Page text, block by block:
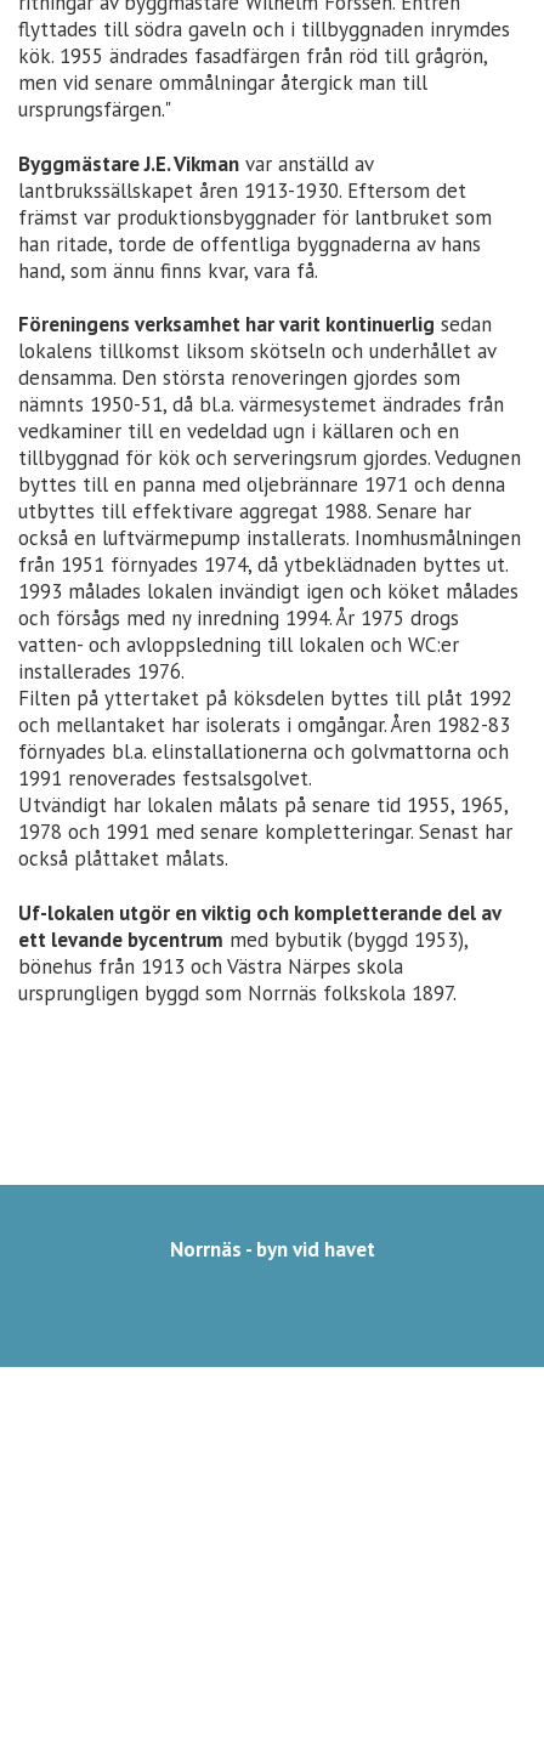
flyttades till södra gaveln och i tillbyggnaden inrymdes
kök. 1955 ändrades fasadfärgen från röd till grågrön,
men vid senare ommålningar återgick man till
ursprungsfärgen."
Byggmästare J.E. Vikman var anställd av
lantbrukssällskapet åren 1913-1930. Eftersom det
främst var produktionsbyggnader för lantbruket som
han ritade, torde de offentliga byggnaderna av hans
hand, som ännu finns kvar, vara få.
Föreningens verksamhet har varit kontinuerlig sedan
lokalens tillkomst liksom skötseln och underhållet av
densamma. Den största renoveringen gjordes som
nämnts 1950-51, då bl.a. värmesystemet ändrades från
vedkaminer till en vedeldad ugn i källaren och en
tillbyggnad för kök och serveringsrum gjordes. Vedugnen
byttes till en panna med oljebrännare 1971 och denna
utbyttes till effektivare aggregat 1988. Senare har
också en luftvärmepump installerats. Inomhusmålningen
från 1951 förnyades 1974, då ytbeklädnaden byttes ut.
1993 målades lokalen invändigt igen och köket målades
och försågs med ny inredning 1994. År 1975 drogs
vatten- och avloppsledning till lokalen och WC:er
installerades 1976.
Filten på yttertaket på köksdelen byttes till plåt 1992
och mellantaket har isolerats i omgångar. Åren 1982-83
förnyades bl.a. elinstallationerna och golvmattorna och
1991 renoverades festsalsgolvet.
Utvändigt har lokalen målats på senare tid 1955, 1965,
1978 och 1991 med senare kompletteringar. Senast har
också plåttaket målats.
Uf-lokalen utgör en viktig och kompletterande del av
ett levande bycentrum med bybutik (byggd 1953),
bönehus från 1913 och Västra Närpes skola
ursprungligen byggd som Norrnäs folkskola 1897.
Norrnäs - byn vid havet